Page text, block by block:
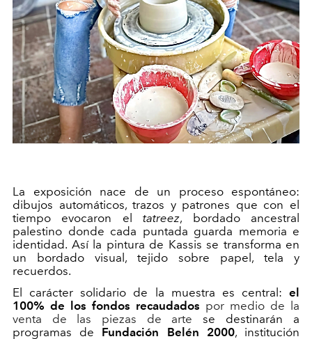
La exposición nace de un proceso espontáneo:
dibujos automáticos, trazos y patrones que con el
tiempo evocaron eltatreez, bordado ancestral
palestino donde cada puntada guarda memoria e
identidad. Así la pintura de Kassis se transforma en
un bordado visual, tejido sobre papel, tela y
recuerdos.
El carácter solidario de la muestra es central: el
100% de los fondos recaudados por medio de la
venta de las piezas de arte se
destinarán a
programas de Fundación Belén 2000, institución